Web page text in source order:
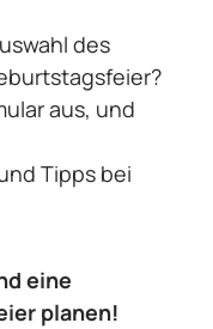
des
aus, und
Tipps bei
eine
planen!